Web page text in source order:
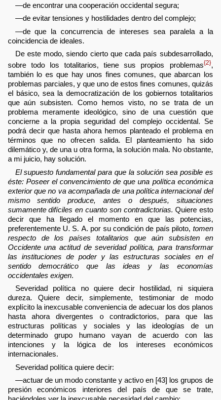
—de encontrar una cooperación occidental segura;
—de evitar tensiones y hostilidades dentro del complejo;
—de que la concurrencia de intereses sea paralela a la
coincidencia de ideales.
De este modo, siendo cierto que cada país subdesarrollado,
sobre todo los totalitarios, tiene sus propios problemas{2},
también lo es que hay unos fines comunes, que abarcan los
problemas parciales, y que uno de estos fines comunes, quizás
el básico, sea la democratización de los gobiernos totalitarios
que aún subsisten. Como hemos visto, no se trata de un
problema meramente ideológico, sino de una cuestión que
concierne a la propia seguridad del complejo occidental. Se
podrá decir que hasta ahora hemos planteado el problema en
términos que no ofrecen salida. El planteamiento ha sido
dilemático y, de una u otra forma, la solución mala. No obstante,
a mi juicio, hay solución.
El supuesto fundamental para que la solución sea posible es
éste: Poseer el convencimiento de que una política económica
exterior que no va acompañada de una política internacional del
mismo sentido produce, antes o después, situaciones
sumamente difíciles en cuanto son contradictorias. Quiere esto
decir que ha llegado el momento en que las potencias,
preferentemente U. S. A. por su condición de país piloto, tomen
respecto de los países totalitarios que aún subsisten en
Occidente una actitud de severidad política, para transformar
las instituciones de poder y las estructuras sociales en el
sentido democrático que las ideas y las economías
occidentales exigen.
Severidad política no quiere decir hostilidad, ni siquiera
dureza. Quiere decir, simplemente, testimoniar de modo
explícito la inexcusable conveniencia de adecuar los dos planos
hasta ahora divergentes o contradictorios, para que las
estructuras políticas y sociales y las ideologías de un
determinado grupo humano vayan de acuerdo con las
intenciones y la lógica de los intereses económicos
internacionales.
Severidad política quiere decir:
—actuar de un modo constante y activo en [43] los grupos de
presión económicos interiores del país de que se trate,